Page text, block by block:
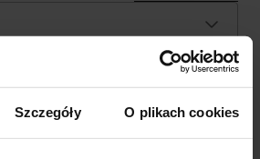
Szczegóły O plikach cookies